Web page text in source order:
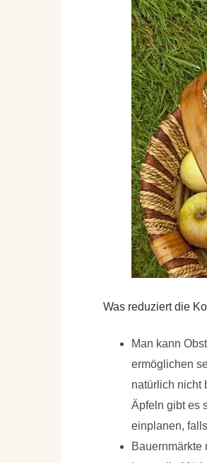
Was reduziert die
Man kann
ermöglichen
natürlich nicht
Äpfeln gibt es
einplanen,
Bauernmärkte